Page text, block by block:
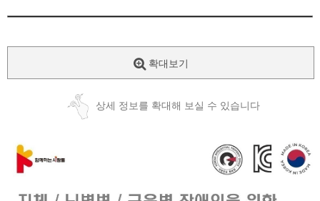
확대보기
상세 정보를 확대해 보실 수 있습니다